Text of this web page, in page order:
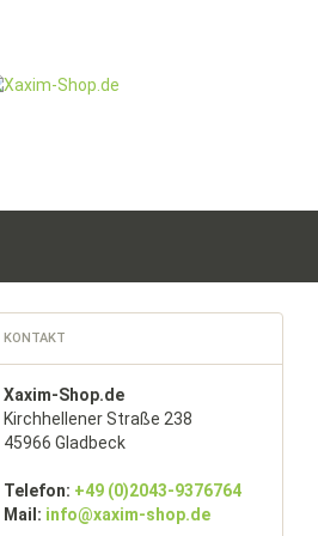
KONTAKT
Xaxim-Shop.de
Kirchhellener Straße 238
45966 Gladbeck
Telefon: +49 (0)2043-9376764
Mail: info@xaxim-shop.de